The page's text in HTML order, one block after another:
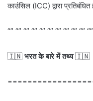
काउंसिल (ICC) द्वारा
“” “” “” “” “” “” “” “” “” “”
🇮🇳 भरत के बारे में तथ्य🇮🇳